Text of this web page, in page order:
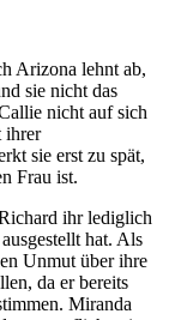
Arizona lehnt ab,
sie nicht das
nicht auf sich
ihrer
sie erst zu spät,
Frau ist.
ihr lediglich
hat. Als
Unmut über ihre
da er bereits
Miranda